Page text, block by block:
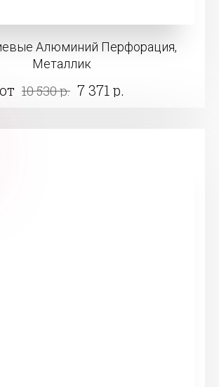
Алюминий Перфорация,
Металлик
от 10 530 р. 7 371 р.